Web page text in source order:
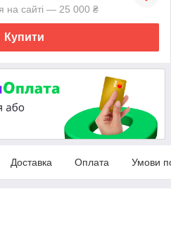
на сайті — 25 000 ₴
Купити
Доставка Оплата Умови